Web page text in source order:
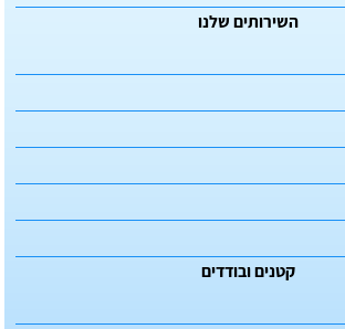
השירותים שלנו
קטנים ובודדים